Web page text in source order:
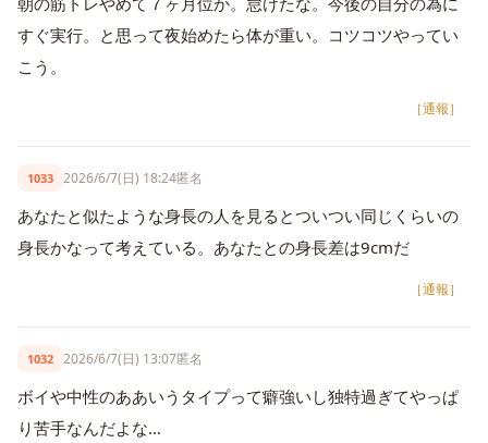
すぐ実行。と思って夜始めたら体が重い。コツコツやってい
こう。
［通報］
1033 2026/6/7(日) 18:24匿名
あなたと似たような身長の人を見るとついつい同じくらいの
身長かなって考えている。あなたとの身長差は9cmだ
［通報］
1032 2026/6/7(日) 13:07匿名
ボイや中性のああいうタイプって癖強いし独特過ぎてやっぱ
り苦手なんだよな…